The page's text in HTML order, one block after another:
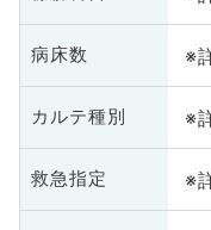
病床数 ※
カルテ種別 ※
救急指定 ※